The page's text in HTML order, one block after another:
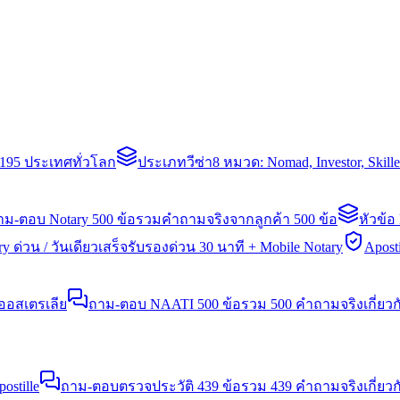
ประเทศทั่วโลก ประเภทวีซ่า8 หมวด: Nomad, Investor,
ม-ตอบ Notary 500 ข้อรวมคำถามจริงจากลูกค้า 500 ข้อ
หัวข้อ
ด่วน / วันเดียวเสร็จรับรองด่วน 30 นาที + Mobile Notary
สเตรเลีย ถาม-ตอบ NAATI 500 ข้อรวม 500 คำถามจริงเกี่ยว
ถาม-ตอบตรวจประวัติ 439 ข้อรวม 439 คำถามจริงเกี่ย